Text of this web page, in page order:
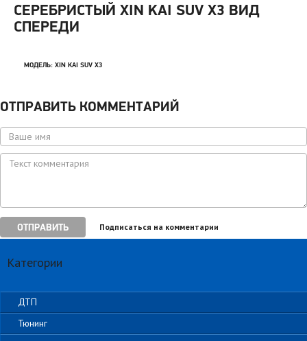
СЕРЕБРИСТЫЙ XIN KAI SUV X3 ВИД
СПЕРЕДИ
МОДЕЛЬ: XIN KAI SUV X3
ОТПРАВИТЬ КОММЕНТАРИЙ
ОТПРАВИТЬ Подписаться на комментарии
Категории
ДТП
Тюнинг